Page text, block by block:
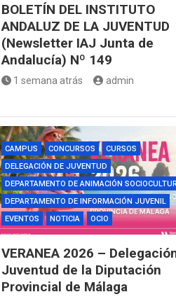
BOLETÍN DEL INSTITUTO
ANDALUZ DE LA JUVENTUD
(Newsletter IAJ Junta de
Andalucía) Nº 149
1 semana atrás admin
CAMPUS CONCURSOS
CURSOS
DELEGACIÓN DE JUVENTUD
DEPARTAMENTO DE ANIMACIÓN
DEPARTAMENTO DE INFORMACIÓN JUVENIL
EVENTOS
NOTICIA OCIO
VERANEA 2026 –
Juventud de la Diputación
Provincial de Málaga